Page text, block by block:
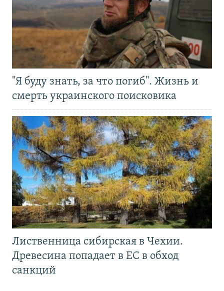
"Я буду знать, за что погиб". Жизнь и
смерть украинского поисковика
Лиственница сибирская в Чехии.
Древесина попадает в ЕС в обход
санкций